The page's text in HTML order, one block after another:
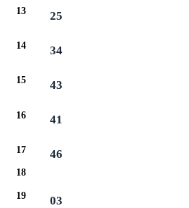
13 25
14 34
15 43
16 41
17 46
18
19 03